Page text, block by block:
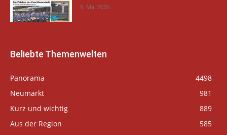
9. Mai 2026
Beliebte Themenwelten
Panorama
4498
Neumarkt
981
Kurz und wichtig
889
Aus der Region
585